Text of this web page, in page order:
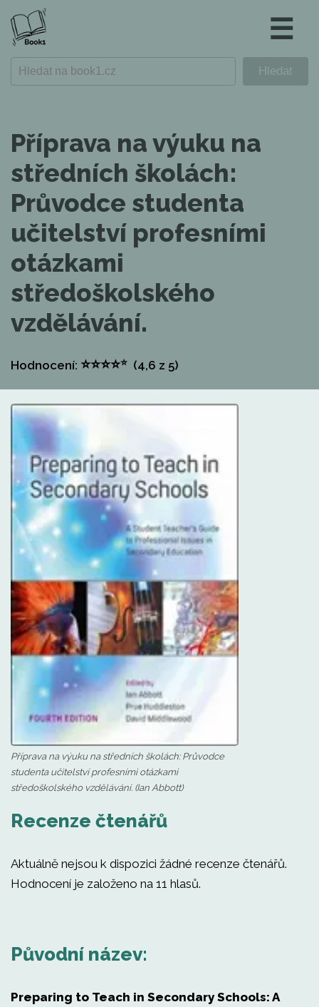
☰
Příprava na výuku na
středních školách:
Průvodce studenta
učitelství profesními
otázkami
středoškolského
vzdělávání.
Hodnocení: ⭐⭐⭐⭐⭐ (4,6 z 5)
Příprava na výuku na středních školách: Průvodce
studenta učitelství profesními otázkami
středoškolského vzdělávání. (Ian Abbott)
Recenze čtenářů
Aktuálně nejsou k dispozici žádné recenze čtenářů.
Hodnocení je založeno na 11 hlasů.
Původní název:
Preparing to Teach in Secondary Schools: A